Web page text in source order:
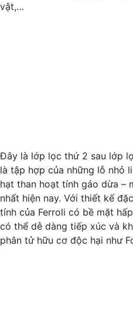
vật,…
Đây là lớp lọc thứ 2 sau lớp
là tập hợp của những lỗ nhỏ
hạt than hoạt tính gáo dừa –
nhất hiện nay. Với thiết kế
tính của Ferroli có bề mặt
có thể dễ dàng tiếp xúc và
phân tử hữu cơ độc hại như